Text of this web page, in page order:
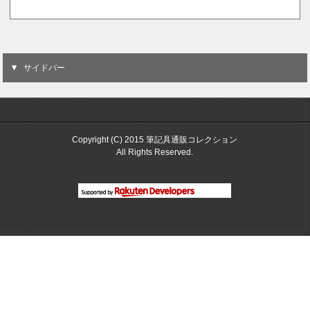
サイドバー
Copyright (C) 2015 筆記具通販コレクション
All Rights Reserved.